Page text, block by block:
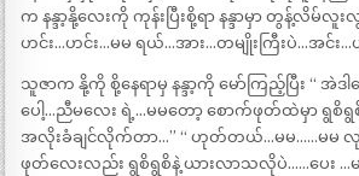
က နန္ဒာ့နို့လေးကို ကုန်းပြီးစို့ရာ နန္ဒာမှာ တွန့်လိမ်လူး
ဟင်း…ဟင်း…မမ ရယ်…အား…တမျိုးကြီးပဲ…အင်း…
သူဇာက နို့ကို စို့နေရာမှ နန္ဒာ့ကို မော်ကြည့်ပြီး “ အဲဒ
ပေါ့…ညီမလေး ရဲ့…မမတော့ စောက်ဖုတ်ထဲမှာ ရွစိရွ
အလိုးခံချင်လိုက်တာ…” “ ဟုတ်တယ်…မမ……မမ လုပ်
ဖုတ်လေးလည်း ရွစိရွစိနဲ့ ယားလာသလိုပဲ……ပေး …မ